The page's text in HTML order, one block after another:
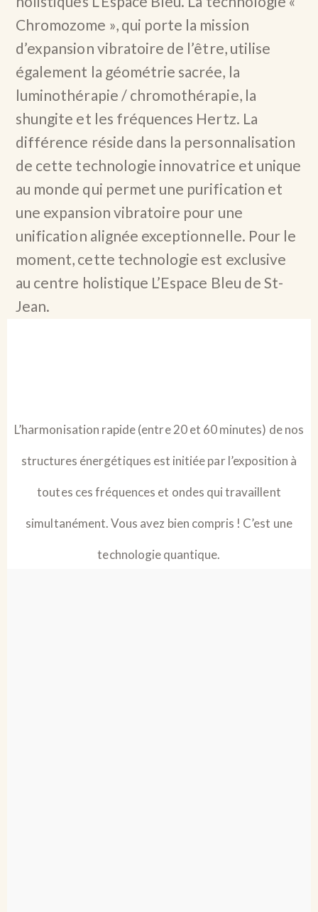
Chromozome », qui porte la mission
d’expansion vibratoire de l’être, utilise
également la géométrie sacrée, la
luminothérapie / chromothérapie, la
shungite et les fréquences Hertz. La
différence réside dans la personnalisation
de cette technologie innovatrice et unique
au monde qui permet une purification et
une expansion vibratoire pour une
unification alignée exceptionnelle. Pour le
moment, cette technologie est exclusive
au centre holistique L’Espace Bleu de St-
Jean.
L’harmonisation rapide (entre 20 et 60 minutes) de nos
structures énergétiques est initiée par l’exposition à
toutes ces fréquences et ondes qui travaillent
simultanément. Vous avez bien compris ! C’est une
technologie quantique.